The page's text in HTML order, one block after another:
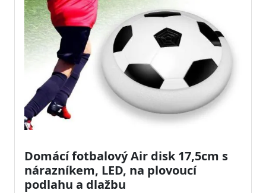
Domácí fotbalový Air disk 17,5cm s
nárazníkem, LED, na plovoucí
podlahu a dlažbu